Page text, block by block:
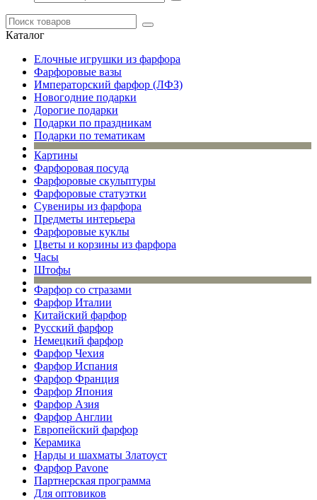
Каталог
Елочные игрушки из фарфора
Фарфоровые вазы
Императорский фарфор (ЛФЗ)
Новогодние подарки
Дорогие подарки
Подарки по праздникам
Подарки по тематикам
Картины
Фарфоровая посуда
Фарфоровые скульптуры
Фарфоровые статуэтки
Сувениры из фарфора
Предметы интерьера
Фарфоровые куклы
Цветы и корзины из фарфора
Часы
Штофы
Фарфор со стразами
Фарфор Италии
Китайский фарфор
Русский фарфор
Немецкий фарфор
Фарфор Чехия
Фарфор Испания
Фарфор Франция
Фарфор Япония
Фарфор Азия
Фарфор Англии
Европейский фарфор
Керамика
Нарды и шахматы Златоуст
Фарфор Pavone
Партнерская программа
Для оптовиков